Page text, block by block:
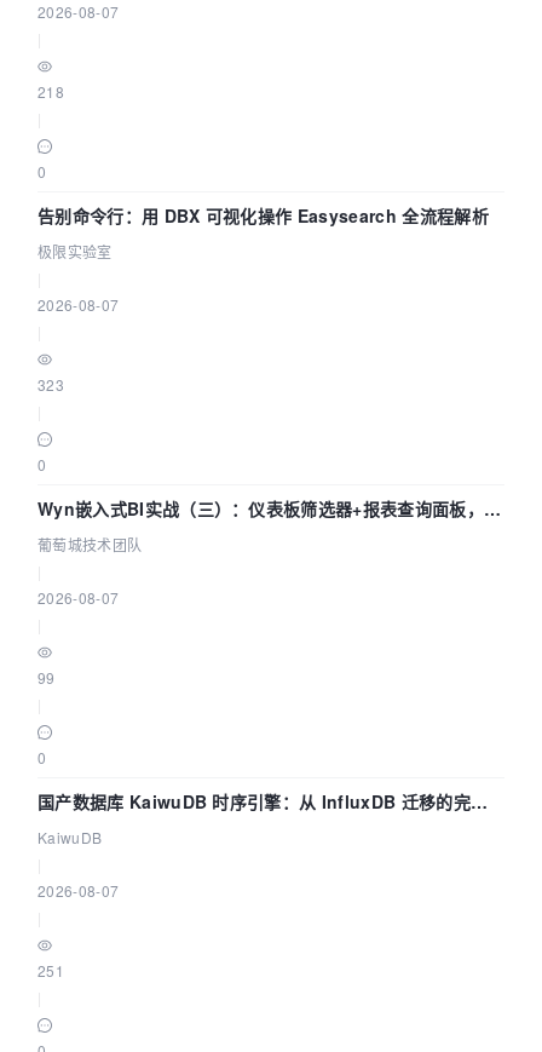
2026-08-07
218
0
告别命令行：用 DBX 可视化操作 Easysearch 全流程解析
极限实验室
2026-08-07
323
0
Wyn嵌入式BI实战（三）：仪表板筛选器+报表查询面板，参
数联动全闭环
葡萄城技术团队
2026-08-07
99
0
国产数据库 KaiwuDB 时序引擎：从 InfluxDB 迁移的完整
技术路径
KaiwuDB
2026-08-07
251